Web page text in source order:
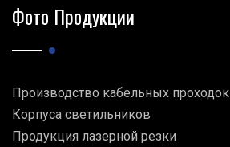
Фото Продукции
Производство кабельных проходок
Корпуса светильников
Продукция лазерной резки